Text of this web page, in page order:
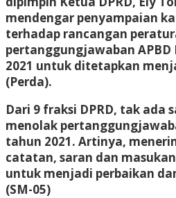
mendengar penyampaian
terhadap rancangan
pertanggungjawaban
2021 untuk ditetapkan
(Perda).
Dari 9 fraksi DPRD, tak ada
menolak
tahun 2021. Artinya,
catatan, saran dan
untuk menjadi perbaikan
(SM-05)